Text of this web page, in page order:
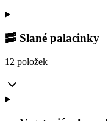
🥓 Slané palacinky
12 položek